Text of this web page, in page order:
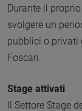
Durante il
svolgere un
pubblici o privati
Foscari.
Stage attivati
Il Settore Stage